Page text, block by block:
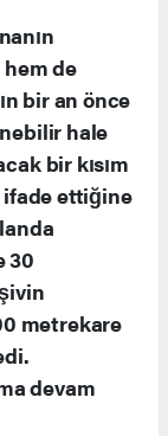
de
bir an önce
hale
bir kısım
ifade ettiğine
30
metrekare
devam